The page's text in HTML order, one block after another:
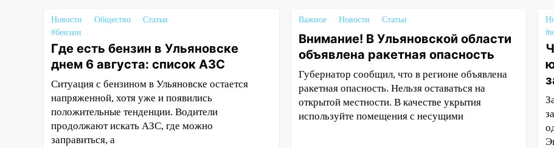
18:02
баскетбола!
17:08 Ульяновский областной
суд оставил в силе приговор
руководству
«УльяновскФармации» за
махинации на 3,2 млн рублей
16:09 Ветераны легкой
атлетики из Ульяновска
Новости Общество
Статьи
#бензин
Где есть бензин в Ульяновске
днем 6 августа: список АЗС
Ситуация с бензином в Ульяновске остается
напряженной, хотя уже и появились
положительные тенденции. Водители
продолжают искать АЗС, где можно
заправиться, а
Важное Новости Статьи
Внимание! В Ульяновской области
объявлена ракетная опасность
Губернатор сообщил, что в регионе объявлена
ракетная опасность. Нельзя оставаться на
открытой местности. В качестве укрытия
используйте помещения с несущими